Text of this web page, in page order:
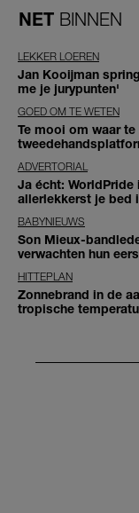
NET BINNEN
LEKKER LOEREN
Jan Kooijman
me je jurypunten'
GOED OM TE WETEN
Te mooi om waar
ADVERTORIAL
Ja écht:
allerlekkerst je bed
BABYNIEUWS
Son Mieux-
verwachten hun
HITTEPLAN
Zonnebrand in de
tropische